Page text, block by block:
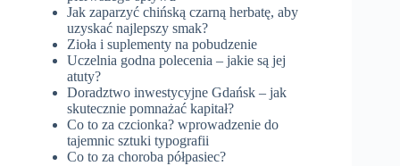
Jak zaparzyć chińską czarną herbatę, aby
uzyskać najlepszy smak?
Zioła i suplementy na pobudzenie
Uczelnia godna polecenia – jakie są jej
atuty?
Doradztwo inwestycyjne Gdańsk – jak
skutecznie pomnażać kapitał?
Co to za czcionka? wprowadzenie do
tajemnic sztuki typografii
Co to za choroba półpasiec?